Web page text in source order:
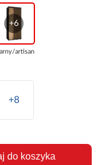
+6
artisan
+8
do koszyka